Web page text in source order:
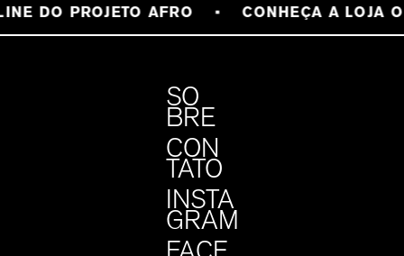
DO PROJETO AFRO CONHEÇA A LOJA
SO
BRE
CON
TATO
INSTA
GRAM